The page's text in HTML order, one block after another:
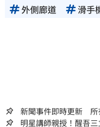
外側廊道
滑手
新聞事件即時更新 所
明星講師親授！醒吾